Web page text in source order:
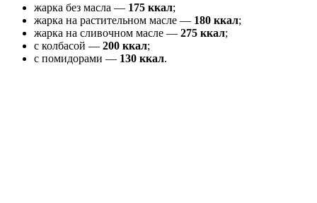
жарка без масла — 175 ккал;
жарка на растительном масле — 180 ккал;
жарка на сливочном масле — 275 ккал;
с колбасой — 200 ккал;
с помидорами — 130 ккал.